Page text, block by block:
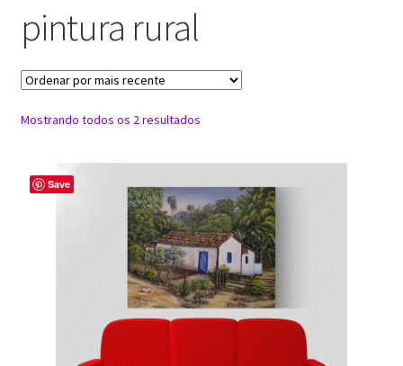
Carrinho
Fale conosco
Finalização de compra
Políticas de privacidade
Sobre o artista Alex Carvalho
Política de privacidade
pintura rural
Mostrando todos os 2 resultadosClassificado
Save